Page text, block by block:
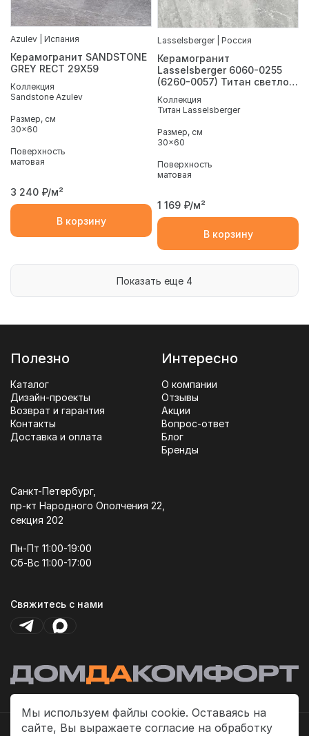
Мы используем файлы cookie. Оставаясь на
сайте, Вы выражаете согласие на обработку
Azulev | Испания
Керамогранит SANDSTONE
GREY RECT 29Х59
Коллекция
Sandstone Azulev
Размер, см
30x60
Поверхность
матовая
3 240 ₽/м²
В корзину
Lasselsberger | Россия
Керамогранит
Lasselsberger 6060-0255
(6260-0057) Титан светло-
серый 30x60
Коллекция
Титан Lasselsberger
Размер, см
30x60
Поверхность
матовая
1 169 ₽/м²
В корзину
Показать еще 4
Полезно
Каталог
Дизайн-проекты
Возврат и гарантия
Контакты
Доставка и оплата
Интересно
О компании
Отзывы
Акции
Вопрос-ответ
Блог
Бренды
Санкт-Петербург,
пр-кт Народного Ополчения 22,
секция 202
Пн-Пт 11:00-19:00
Сб-Вс 11:00-17:00
Свяжитесь с нами